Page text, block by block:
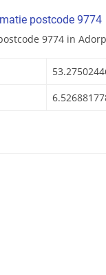
postcode 9774
9774 in Adorp